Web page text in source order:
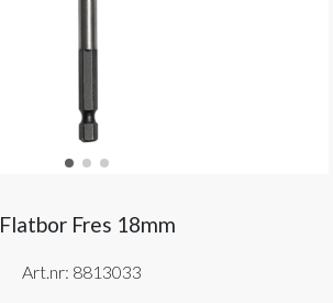
Flatbor Fres 18mm
Art.nr: 8813033